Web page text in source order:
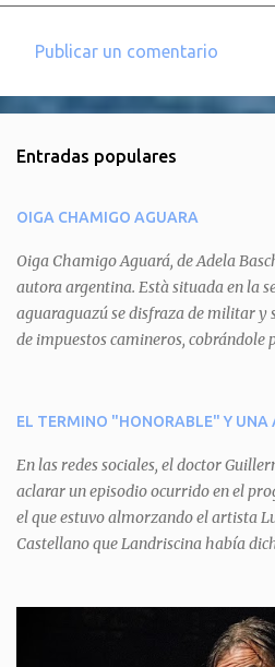
e
t
a
r
i
o
Publicar un comentario
Entradas populares
OIGA CHAMIGO AGUARA
Oiga Chamigo Aguará, de Adela
autora argentina. Està situada en la
aguaraguazú se disfraza de militar y
de impuestos camineros, cobrándole
aguará le provoca. De igual manera
del aguará y pasa sin pagar. Por
expuesta la mentira del aguará y
personajes a unirse para enfrentarlo.
quitarle el disfraz de militar, y el
una propuesta muy divertida con
EL TERMINO "HONORABLE" Y UNA
En las redes sociales, el doctor
aclarar un episodio ocurrido en el
el que estuvo almorzando el artista
Castellano que Landriscina había
servicio a la patria y debía ser sin
que "todos enmudecieron en la